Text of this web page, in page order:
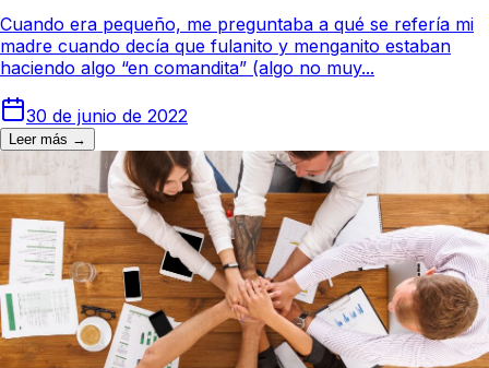
Cuando era pequeño, me preguntaba a qué se refería mi
madre cuando decía que fulanito y menganito estaban
haciendo algo “en comandita” (algo no muy...
30 de junio de 2022
Leer más →